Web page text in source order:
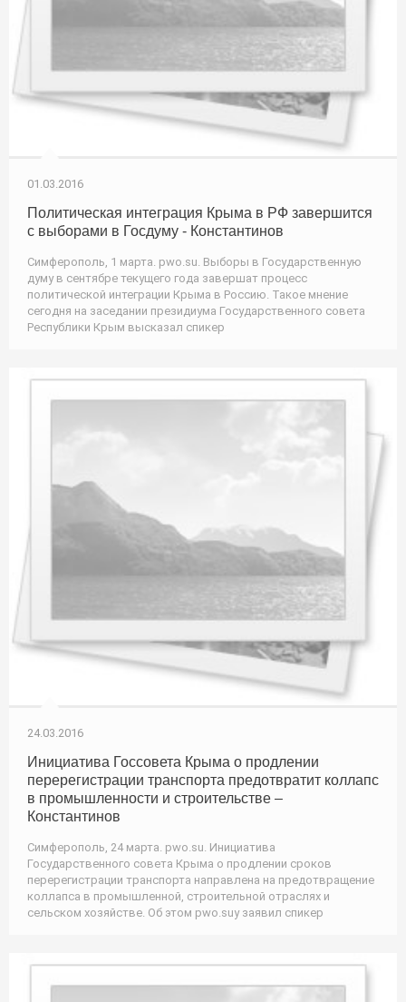
01.03.2016
Политическая интеграция Крыма в РФ завершится
с выборами в Госдуму - Константинов
Симферополь, 1 марта. pwo.su. Выборы в Государственную
думу в сентябре текущего года завершат процесс
политической интеграции Крыма в Россию. Такое мнение
сегодня на заседании президиума Государственного совета
Республики Крым высказал спикер
24.03.2016
Инициатива Госсовета Крыма о продлении
перерегистрации транспорта предотвратит коллапс
в промышленности и строительстве –
Константинов
Симферополь, 24 марта. pwo.su. Инициатива
Государственного совета Крыма о продлении сроков
перерегистрации транспорта направлена на предотвращение
коллапса в промышленной, строительной отраслях и
сельском хозяйстве. Об этом pwo.suу заявил спикер